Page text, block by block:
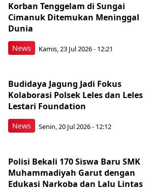
News
Korban Tenggelam di Sungai
Cimanuk Ditemukan Meninggal
Dunia
Kamis, 23 Jul 2026 - 12:21
News
Budidaya Jagung Jadi Fokus
Kolaborasi Polsek Leles dan Leles
Lestari Foundation
Senin, 20 Jul 2026 - 12:12
Polisi Bekali 170 Siswa Baru SMK
Muhammadiyah Garut dengan
Edukasi Narkoba dan Lalu Lintas